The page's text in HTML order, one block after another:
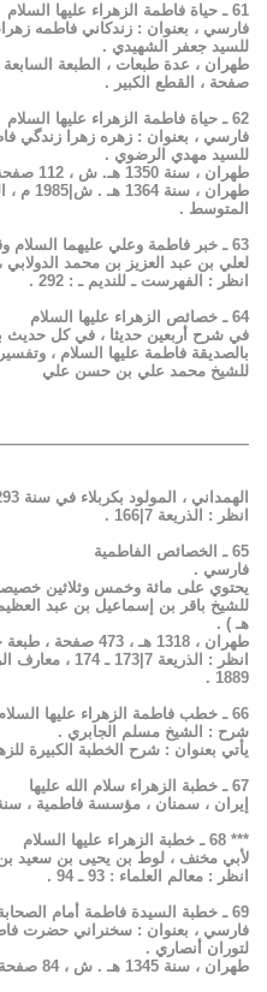
61 ـ حياة فاطمة الزهراء عليها السلام
فارسي ، بعنوان : زندكاني فاطمه
للسيد جعفر الشهيدي .
صفحة ، القطع الكبير .
62 ـ حياة فاطمة الزهراء عليها السلام
فارسي ، بعنوان : زهره زهرا زندگي
للسيد مهدي الرضوي .
طهران ، سنة 1350 هـ. ش ، 112 صفحة ، القطع المتوسط .
المتوسط .
63 ـ خبر فاطمة وعلي عليهما السلام وقد شكوا إلى النبي عليه السلام . . .
لعلي بن عبد العزيز بن محمد الدولابي ، من
انظر : الفهرست ـ للنديم ـ : 292 .
64 ـ خصائص الزهراء عليها السلام
في شرح أربعين حديثا ، في كل حديث
بالصديقة فاطمة عليها السلام ،
للشيخ محمد علي بن حسن علي
الهمداني ، المولود بكربلاء في سنة 1293 هجرية .
انظر : الذريعة 7|166 .
65 ـ الخصائص الفاطمية
فارسي .
يحتوي على مائة وخمس وثلاثين
هـ ) .
طهران ، 1318 هـ ، 473 صفحة ، طبعة حجرية .
1889 .
66 ـ خطب فاطمة الزهراء عليها السلام
شرح : الشيخ مسلم الجابري .
يأتي بعنوان : شرح الخطبة الكبيرة
67 ـ خطبة الزهراء سلام الله عليها
إيران ، سمنان ، مؤسسة فاطمية ، سنة 1365 هـ . ش ، 40 صفحة ،
*** 68 ـ خطبة الزهراء عليها السلام
لأبي مخنف ، لوط بن يحيى بن سعيد
انظر : معالم العلماء : 93 ـ 94 .
69 ـ خطبة السيدة فاطمة أمام الصحابة
فارسي ، بعنوان : سخنراني حضرت
لتوران أنصاري .
طهران ، سنة 1345 هـ . ش ، 84 صفحة ، القطع الصغير .